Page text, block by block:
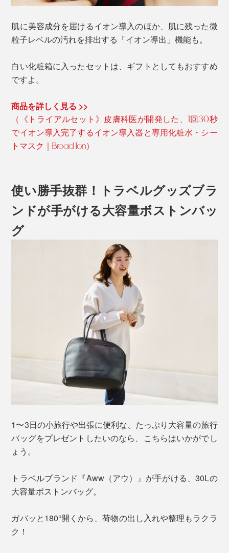
肌に美容成分を届けるイオン導入のほか、肌に残った微
粒子レベルの汚れを排出する「イオン導出」機能も。
白い化粧箱に入ったセットは、ギフトとしてもおすすめ
ですよ。
商品を詳しく見る >>
（《トライアルセット》皮膚科医が開発した、1回30秒
でイオン導入完了するイオン導入器と専用化粧水・シー
トマスク｜Broad Ion）
使い勝手抜群！トラベルグッズブラ
ンドが手がける大容量ボストンバッ
グ
1〜3日の小旅行や出張に便利な、たっぷり大容量の旅行
バッグをプレゼントしたいのなら、こちらはいかがでし
ょう。
トラベルブランド『Aww（アウ）』が手がける、30Lの
大容量ボストンバッグ。
ガバッと180°開くから、荷物の出し入れや整理もラクラ
ク！